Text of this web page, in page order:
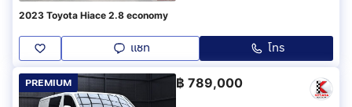
2023 Toyota Hiace 2.8 economy
แชท โทร
PREMIUM ฿ 789,000